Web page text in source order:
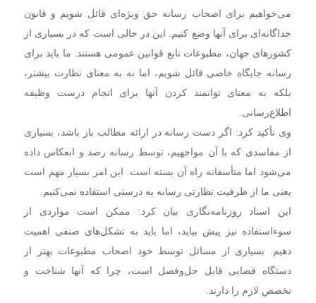
می‌خواهیم برای اصحاب رسانه حق ویژه‌ای قائل شویم و قانون
جداگانه‌ای برای آنها وضع کنیم. این در حالی است که در بسیاری از
کشورهای جهان، مطبوعات تابع قوانین عمومی هستند. ما باید برای
رسانه جایگاه خاصی قائل شویم، اما نه به معنای نظارت بیشتر،
بلکه به معنای توانمند کردن آنها برای انجام درست وظیفه
اطلاع‌رسانی.
وی تأکید کرد: اگر دست رسانه در ارائه مطالب باز باشد، بسیاری
از مفاسدی که با آن مواجهیم، توسط رسانه رصد و انعکاس داده
می‌شود اما متأسفانه راه آن بسته است. این امر بسیار مهم است
یعنی ما از ظرفیت نظارتی رسانه به درستی استفاده نمی‌کنیم.
این استاد روزنامه‌نگاری بیان کرد: ممکن است مواردی از
سوءاستفاده نیز پیش بیاید، اما باید به تشکل‌های صنفی اهمیت
دهیم. بسیاری از مسائل توسط خود اصحاب مطبوعات بهتر از
دستگاه قضایی قابل حل‌وفصل است، چرا که آنها شناخت و
تخصص لازم را دارند.